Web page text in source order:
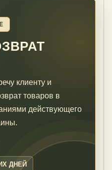
клиенту и
товаров в
действующего
ДНЕЙ